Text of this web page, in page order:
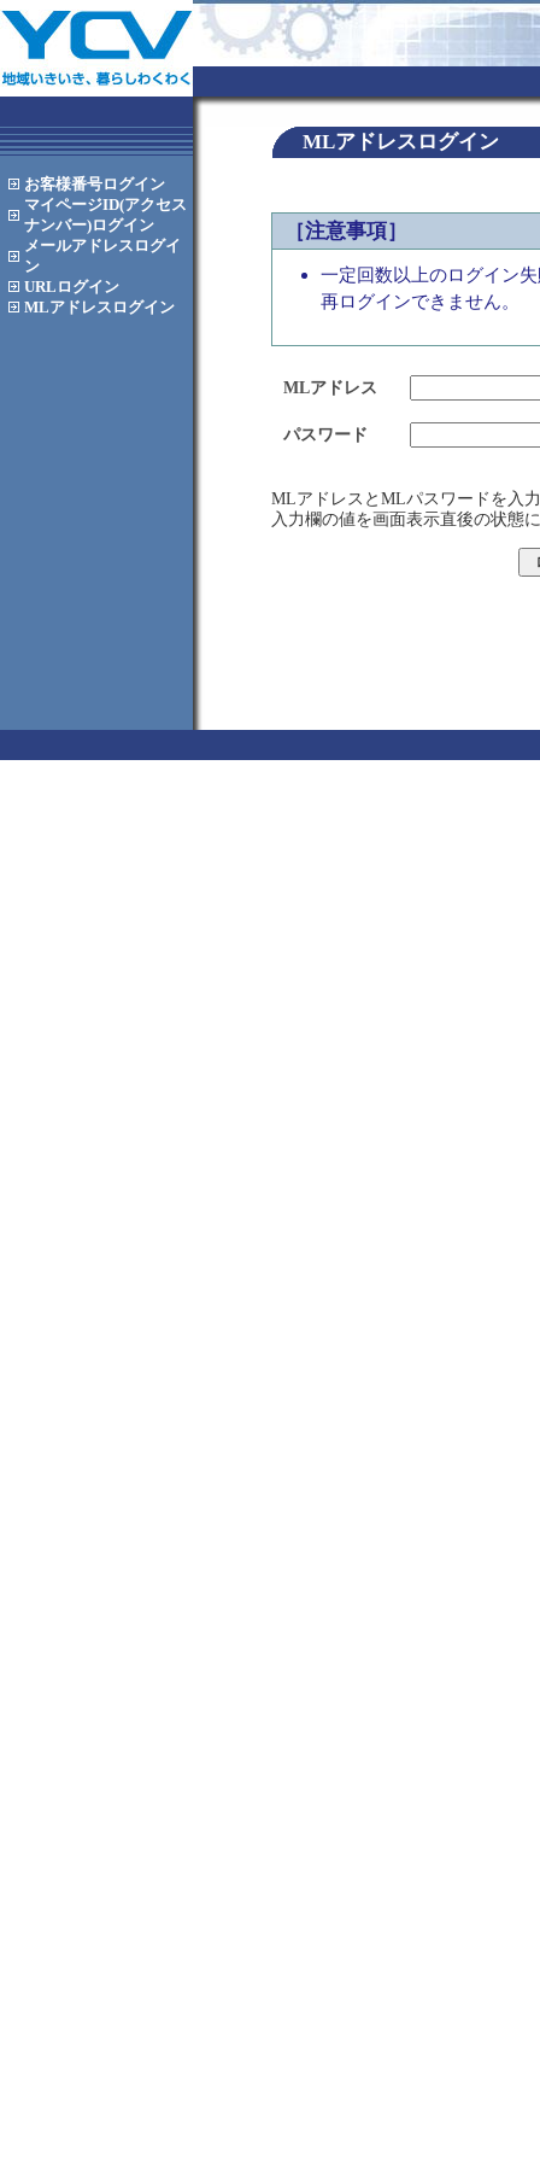
お客様番号ログイン
マイページID(アクセス
ナンバー)ログイン
メールアドレス ログイ
ン
URL ログイン
MLアドレス ログイン
MLアドレスログイン
［注意事項］
一定回数以上のログイン
再ログインできません。
MLアドレス
パスワード
MLアドレスとMLパスワードを入
入力欄の値を画面表示直後の状態